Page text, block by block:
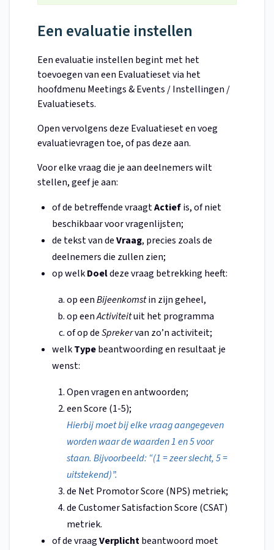
Een evaluatie instellen
Een evaluatie instellen begint met het
toevoegen van een Evaluatieset via het
hoofdmenu Meetings & Events / Instellingen /
Evaluatiesets.
Open vervolgens deze Evaluatieset en voeg
evaluatievragen toe, of pas deze aan.
Voor elke vraag die je aan deelnemers wilt
stellen, geef je aan:
of de betreffende vraagtActiefis, of niet
beschikbaar voor vragenlijsten;
de tekst van deVraag, precies zoals de
deelnemers die zullen zien;
op welkDoeldeze vraag betrekking heeft:
op eenBijeenkomstin zijn geheel,
op eenActiviteituit het programma
of op deSprekervan zo’n activiteit;
welkTypebeantwoording en resultaat je
wenst:
Open vragen en antwoorden;
een Score (1-5);
Hierbij moet bij elke vraag aangegeven
worden waar de waarden 1 en 5 voor
staan. Bijvoorbeeld: “(1 = zeer slecht, 5 =
uitstekend)”.
de Net Promotor Score (NPS) metriek;
de Customer Satisfaction Score (CSAT)
metriek.
of de vraagVerplichtbeantwoord moet